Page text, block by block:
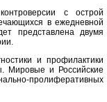
с острой
в ежедневной
представлена двумя
и профилактики
Мировые и Российские
пролиферативных